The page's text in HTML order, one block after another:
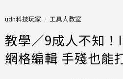
udn科技玩家 工具人教室
教學／9成人不知！
網格編輯 手殘也能